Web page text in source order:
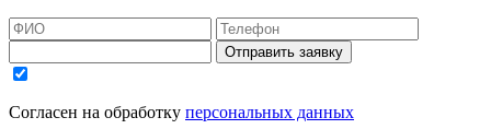
Отправить заявку
Согласен на обработку персональных данных